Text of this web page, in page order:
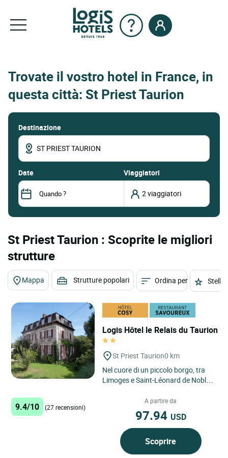
Trovate il vostro hotel in France, in
questa città: St Priest Taurion
Destinazione
date Viaggiatori
St Priest Taurion : Scoprite le migliori
strutture
Mappa Strutture popolari Ordina per Stelle
Logis Hôtel le Relais du Taurion
St Priest Taurion0 km
Nel cuore di un piccolo borgo, tra
Limoges e Saint-Léonard de Noblat,
un antico edificio...
9.4/10 (27 recensioni)
A partire da
97.94 USD
Scoprire